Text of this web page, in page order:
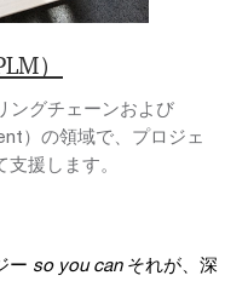
）
ングチェーンおよび
）の領域で、プロジェ
援します。
ー so you can それが、深